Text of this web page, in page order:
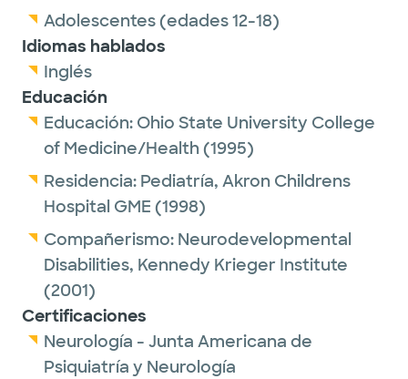
developmental assessments for infants and
toddlers with developmental delays,
including evaluations for autism spectrum
disorder.
the Child Neurology Society and the Society
for Developmental and Behavioral
Pediatrics. She holds board certifications in
general pediatrics from the American Board
of Pediatrics and in neurodevelopmental
disabilities from the American Board of
Psychiatry and Neurology.
Adolescentes (edades 12-18)
Idiomas hablados
Inglés
Educación
Educación: Ohio State University College
of Medicine/Health (1995)
Residencia: Pediatría, Akron Childrens
Hospital GME (1998)
Compañerismo: Neurodevelopmental
Disabilities, Kennedy Krieger Institute
(2001)
Certificaciones
Neurología - Junta Americana de
Psiquiatría y Neurología